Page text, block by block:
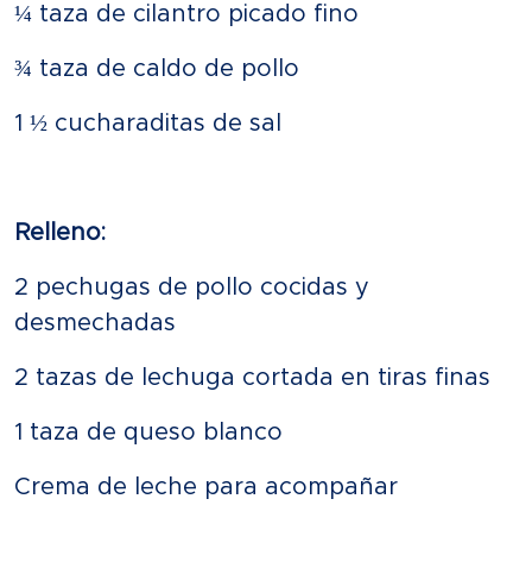
¼ taza de cilantro picado fino
¾ taza de caldo de pollo
1 ½ cucharaditas de sal
Relleno:
2 pechugas de pollo cocidas y
desmechadas
2 tazas de lechuga cortada en tiras finas
1 taza de queso blanco
Crema de leche para acompañar